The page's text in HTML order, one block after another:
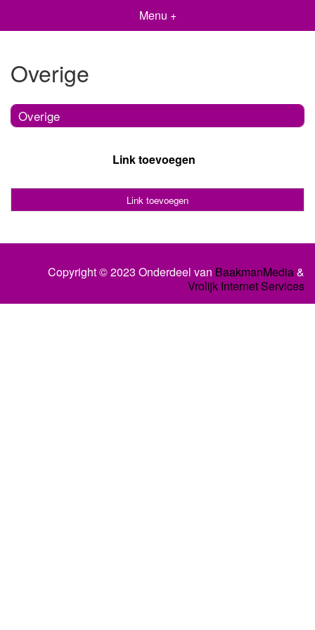
Menu +
Overige
Overige
Link toevoegen
Link toevoegen
Copyright © 2023 Onderdeel van BaakmanMedia&
Vrolijk Internet Services